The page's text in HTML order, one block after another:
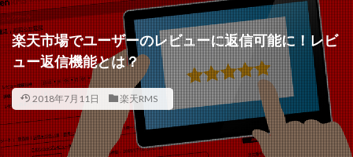
楽天市場でユーザーのレビューに返信可能に！レビ
ュー返信機能とは？
2018年7月11日 楽天RMS